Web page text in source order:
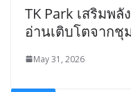
TK Park เสริมพ
อ่านเติบโตจากชุ
May 31, 2026